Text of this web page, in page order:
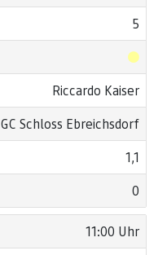
5
Riccardo Kaiser
GC Schloss Ebreichsdorf
1,1
0
11:00 Uhr